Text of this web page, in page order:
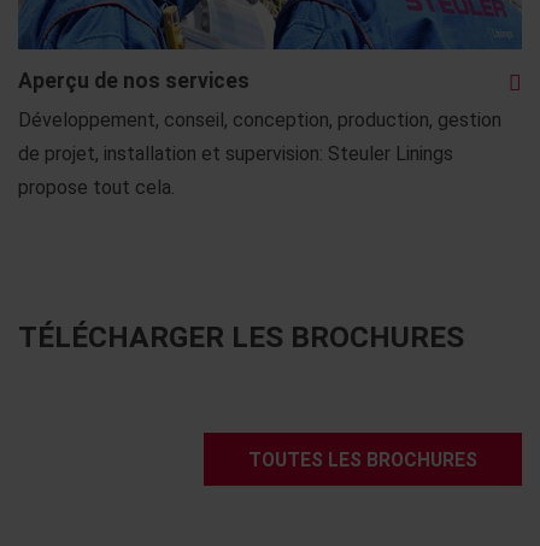
Aperçu de nos services
Développement, conseil, conception, production, gestion
de projet, installation et supervision: Steuler Linings
propose tout cela.
TÉLÉCHARGER LES BROCHURES
TOUTES LES BROCHURES